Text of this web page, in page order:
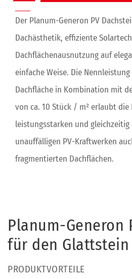
Der Planum-Generon PV
Dachästhetik, effiziente
Dachflächenausnutzung auf
einfache Weise. Die Nennleistung
Dachfläche in Kombination mit
von ca. 10 Stück / m² erlaubt
leistungsstarken und gleichzeitig
unauffälligen PV-Kraftwerken
fragmentierten Dachflächen.
Planum-Generon
für den Glattstein
PRODUKTVORTEILE